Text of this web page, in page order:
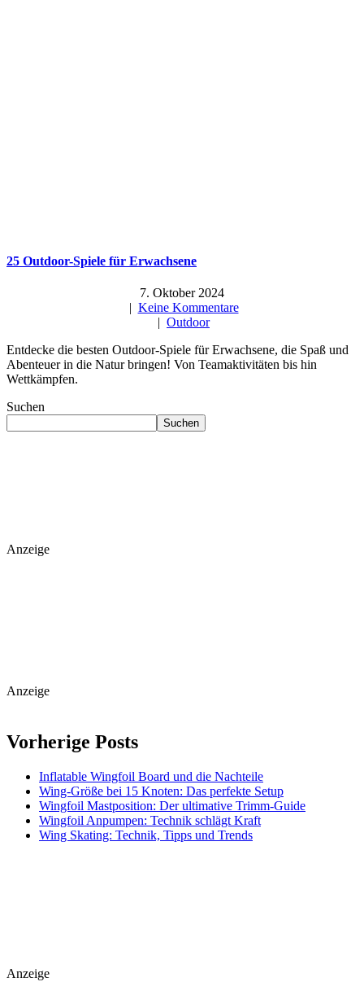
25 Outdoor-Spiele für Erwachsene
7. Oktober 2024
| Keine Kommentare
| Outdoor
Entdecke die besten Outdoor-Spiele für Erwachsene, die Spaß und
Abenteuer in die Natur bringen! Von Teamaktivitäten bis hin
Wettkämpfen.
Suchen
Suchen
Anzeige
Anzeige
Vorherige Posts
Inflatable Wingfoil Board und die Nachteile
Wing-Größe bei 15 Knoten: Das perfekte Setup
Wingfoil Mastposition: Der ultimative Trimm-Guide
Wingfoil Anpumpen: Technik schlägt Kraft
Wing Skating: Technik, Tipps und Trends
Anzeige